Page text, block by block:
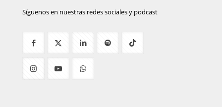
Síguenos en nuestras redes sociales y podcast